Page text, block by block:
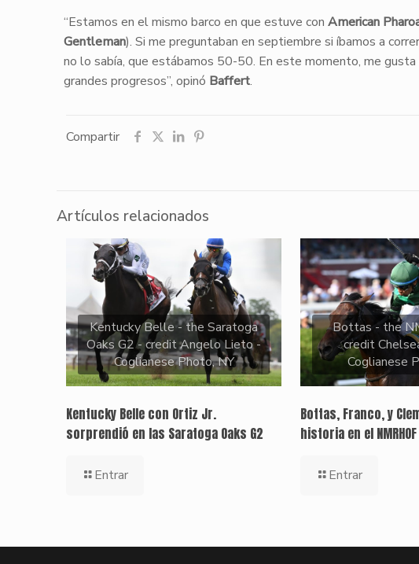
“Estamos en el mismo barco en que estuve con American
Gentleman). Si me preguntaban en septiembre si íbamos a
no lo sabía, que estábamos 50-50. En este momento, me gusta
grandes progresos”, opinó Baffert.
Compartir
Artículos relacionados
Kentucky Belle - the Saratoga
Oaks G2 - credit Angelo Lieto -
Coglianese Photo, NY
Kentucky Belle con Ortiz Jr.
sorprendió en las Saratoga Oaks G2
Entrar
Bottas - the
credit
Coglianese
Bottas, Franco, y
historia en el NMRHOF
Entrar